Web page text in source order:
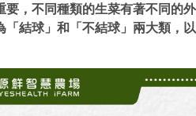
要，不同種類的生菜有著不同的
結球」和「不結球」兩大類，